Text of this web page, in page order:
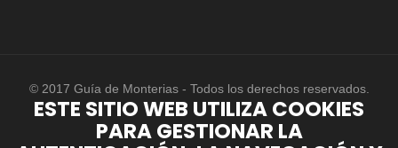
© 2017 Guía de Monterias - Todos los derechos reservados.
ESTE SITIO WEB UTILIZA COOKIES
PARA GESTIONAR LA